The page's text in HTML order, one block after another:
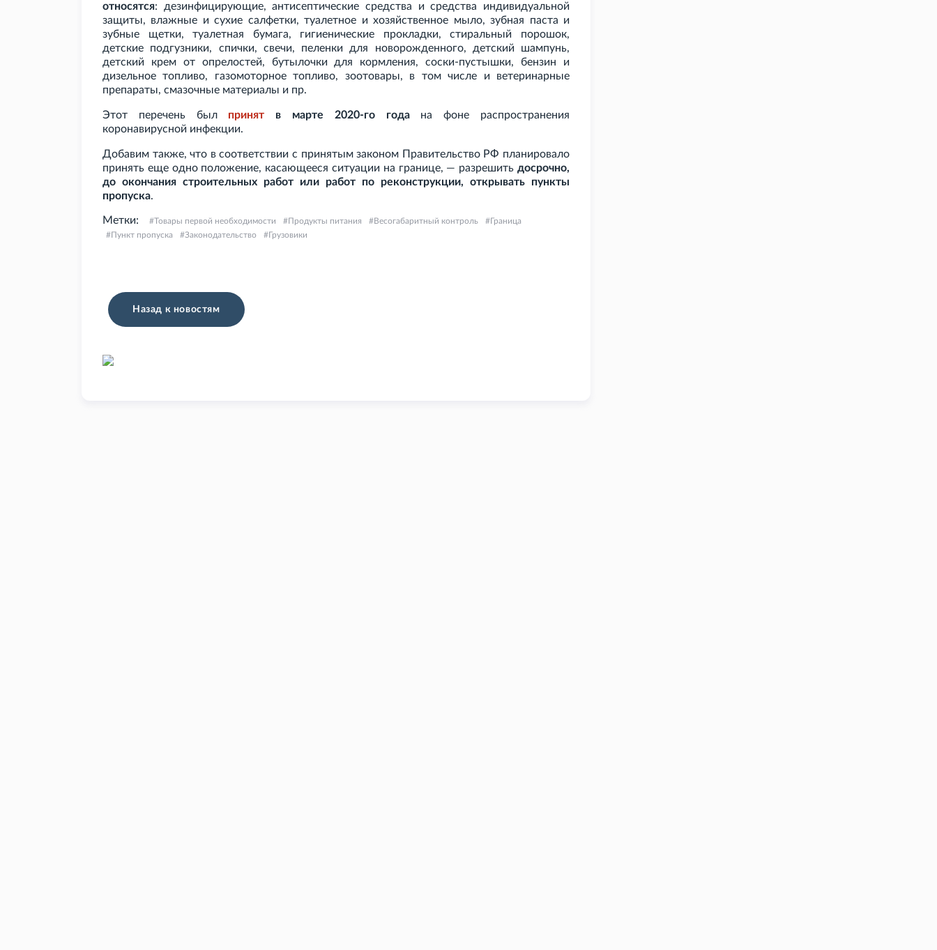
относятся: дезинфицирующие, антисептические средства и средства индивидуальной
защиты, влажные и сухие салфетки, туалетное и хозяйственное мыло, зубная паста и
зубные щетки, туалетная бумага, гигиенические прокладки, стиральный порошок,
детские подгузники, спички, свечи, пеленки для новорожденного, детский шампунь,
детский крем от опрелостей, бутылочки для кормления, соски-пустышки, бензин и
дизельное топливо, газомоторное топливо, зоотовары, в том числе и ветеринарные
препараты, смазочные материалы и пр.
Этот перечень был принят в марте 2020-го годана фоне распространения
коронавирусной инфекции.
Добавим также, что в соответствии с принятым законом Правительство РФ планировало
принять еще одно положение, касающееся ситуации на границе, — разрешить досрочно,
до окончания строительных работ или работ по реконструкции, открывать пункты
пропуска.
Метки: Товары первой необходимости Продукты питания Весогабаритный контроль
Граница
Пункт пропуска
Законодательство Грузовики
Назад к новостям